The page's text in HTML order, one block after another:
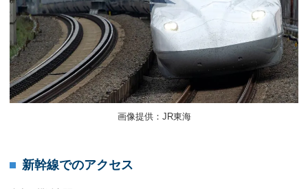
画像提供：JR東海
新幹線でのアクセス